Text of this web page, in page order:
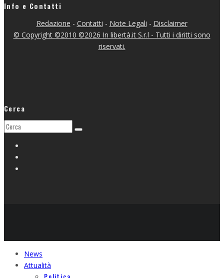
Info e Contatti
Redazione - Contatti - Note Legali - Disclaimer
© Copyright ©2010 ©2026 In libertà.it S.r.l - Tutti i diritti sono
riservati.
Cerca
News
Attualità